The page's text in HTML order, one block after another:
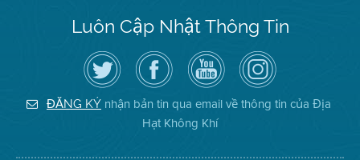
Luôn Cập Nhật Thông Tin
Hãy
theo
dõi
Địa
Hạt
Không
Truy
cập
Trang
Facebook
của
Địa
Hạt
Kênh
YouTube
của
Địa
Hạt
Không
Khí
Air
District
on
Instagram
ĐĂNG KÝ nhận bản tin qua email về thông tin của Địa
Hạt Không Khí